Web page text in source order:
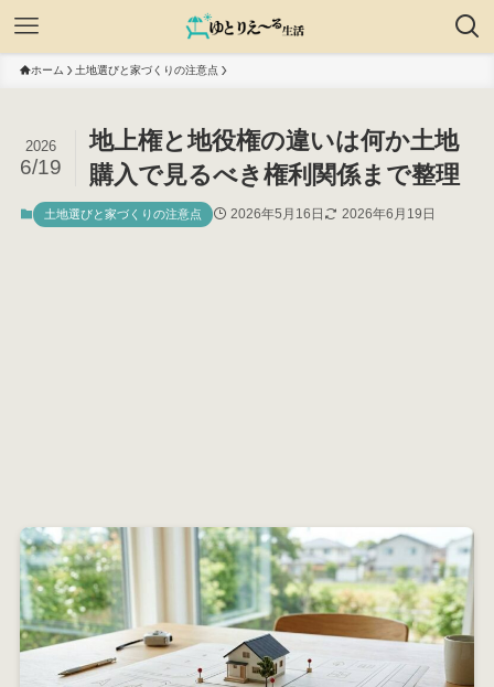
ホーム 土地選びと家づくりの注意点
地上権と地役権の違いは何か土地
購入で見るべき権利関係まで整理
2026
6/19
土地選びと家づくりの注意点 2026年5月16日 2026年6月19日